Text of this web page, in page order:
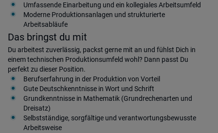
Umfassende Einarbeitung und ein kollegiales Arbeitsumfeld
Moderne Produktionsanlagen und strukturierte
Arbeitsabläufe
Das bringst du mit
Du arbeitest zuverlässig, packst gerne mit an und fühlst Dich in
einem technischen Produktionsumfeld wohl? Dann passt Du
perfekt zu dieser Position.
Berufserfahrung in der Produktion von Vorteil
Gute Deutschkenntnisse in Wort und Schrift
Grundkenntnisse in Mathematik (Grundrechenarten und
Dreisatz)
Selbstständige, sorgfältige und verantwortungsbewusste
Arbeitsweise